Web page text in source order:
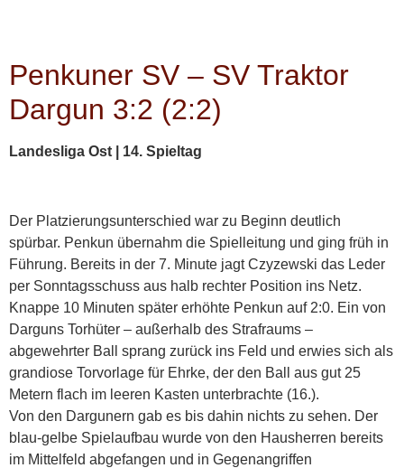
Penkuner SV – SV Traktor
Dargun 3:2 (2:2)
Landesliga Ost | 14. Spieltag
Der Platzierungsunterschied war zu Beginn deutlich
spürbar. Penkun übernahm die Spielleitung und ging früh in
Führung. Bereits in der 7. Minute jagt Czyzewski das Leder
per Sonntagsschuss aus halb rechter Position ins Netz.
Knappe 10 Minuten später erhöhte Penkun auf 2:0. Ein von
Darguns Torhüter – außerhalb des Strafraums –
abgewehrter Ball sprang zurück ins Feld und erwies sich als
grandiose Torvorlage für Ehrke, der den Ball aus gut 25
Metern flach im leeren Kasten unterbrachte (16.).
Von den Dargunern gab es bis dahin nichts zu sehen. Der
blau-gelbe Spielaufbau wurde von den Hausherren bereits
im Mittelfeld abgefangen und in Gegenangriffen